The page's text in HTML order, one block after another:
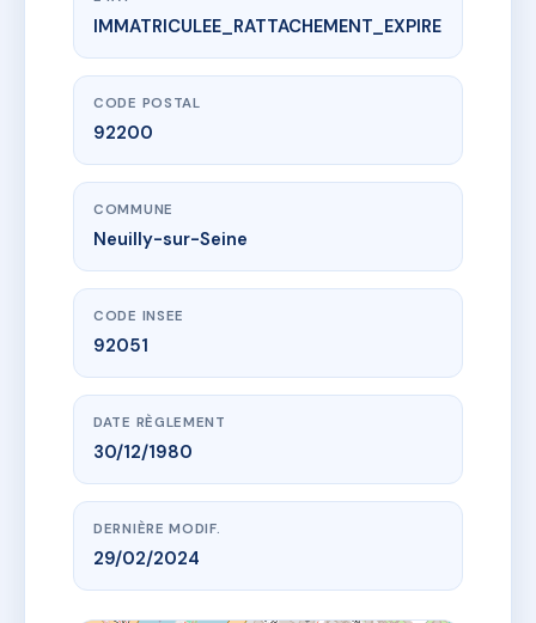
www.vme.plus/AB2499127
SDC 4 Henrion Bertier
4 r du general henrion bertier
92200 Neuilly-sur-Seine
IMMATRICULEE_RATTACHEMENT_EXPIRE
CODE POSTAL
92200
COMMUNE
Neuilly-sur-Seine
CODE INSEE
92051
DATE RÈGLEMENT
30/12/1980
DERNIÈRE MODIF.
29/02/2024